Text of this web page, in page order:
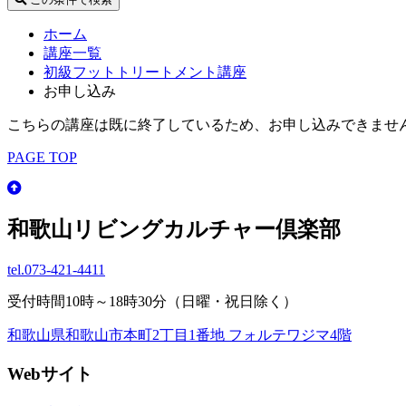
ホーム
講座一覧
初級フットトリートメント講座
お申し込み
こちらの講座は既に終了しているため、お申し込みできませ
PAGE TOP
和歌山リビングカルチャー倶楽部
tel.073-421-4411
受付時間10時～18時30分（日曜・祝日除く）
和歌山県和歌山市本町2丁目1番地 フォルテワジマ4階
Webサイト